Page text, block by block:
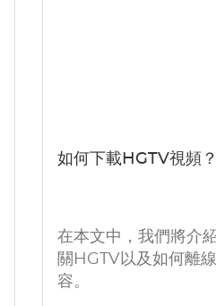
如何下載HGTV視頻？
在本文中，我們將介
關HGTV以及如何離
容。